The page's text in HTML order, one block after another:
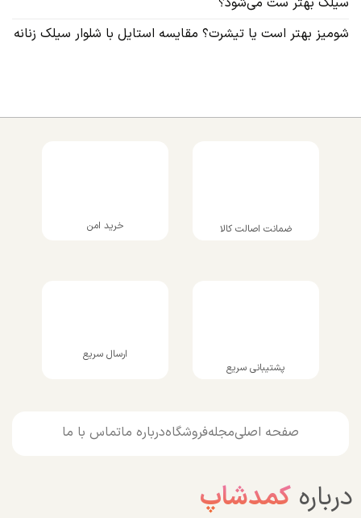
شومیز بهتر است یا تیشرت؟ مقایسه استایل با شلوار سیلک زنانه
ضمانت اصالت کالا خرید امن
پشتیبانی سریع
ارسال سریع
صفحه اصلیمجلهفروشگاهدرباره ماتماس با ما
درباره کمدشاپ